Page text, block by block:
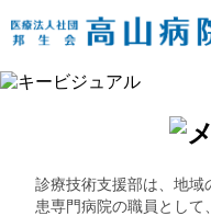
診療技術支援部は、地
患専門病院の職員とし